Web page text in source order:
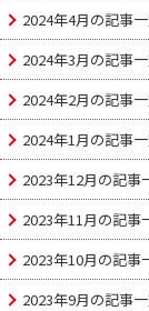
2024年4月の記事
2024年3月の記事
2024年2月の記事
2024年1月の記事
2023年12月の記事
2023年11月の記事
2023年10月の記事
2023年9月の記事